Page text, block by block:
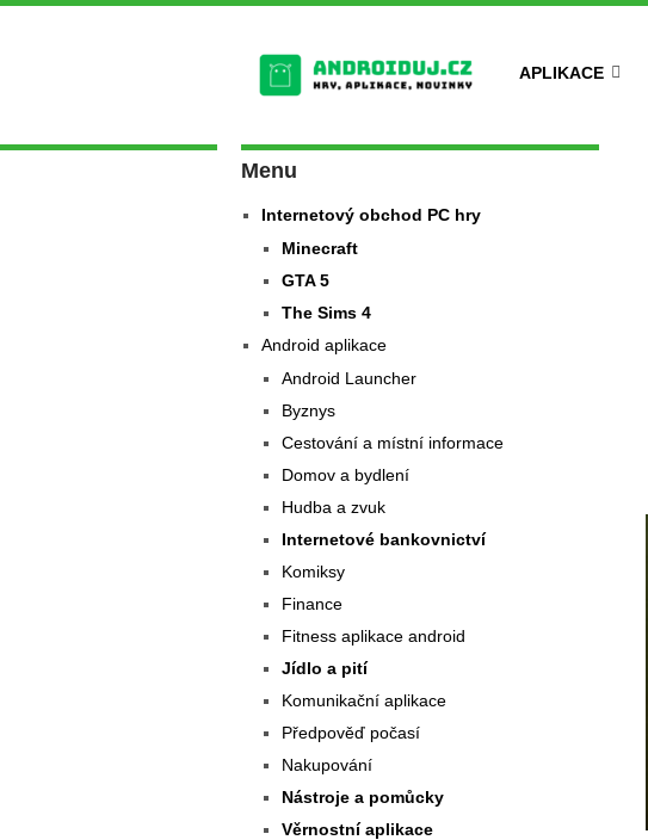
APLIKACE
Menu
Internetový obchod PC hry
Minecraft
GTA 5
The Sims 4
Android aplikace
Android Launcher
Byznys
Cestování a místní informace
Domov a bydlení
Hudba a zvuk
Internetové bankovnictví
Komiksy
Finance
Fitness aplikace android
Jídlo a pití
Komunikační aplikace
Předpověď počasí
Nakupování
Nástroje a pomůcky
Věrnostní aplikace